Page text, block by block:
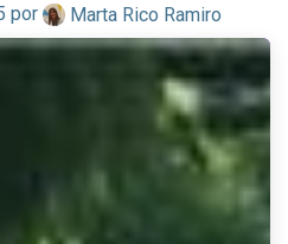
por Marta Rico Ramiro